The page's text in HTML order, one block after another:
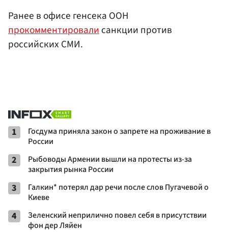
Ранее в офисе генсека ООН
прокомментировалисанкции против
российских СМИ.
1
Госдума приняла закон о запрете на проживание в
России
2
Рыбоводы Армении вышли на протесты из-за
закрытия рынка России
3
Галкин* потерял дар речи после слов Пугачевой о
Киеве
4
Зеленский неприлично повел cебя в присутствии
фон дер Ляйен